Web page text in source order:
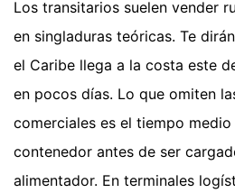
Los transitarios suelen vender
en singladuras teóricas. Te
el Caribe llega a la costa este
en pocos días. Lo que omiten
comerciales es el tiempo
contenedor antes de ser
alimentador. En terminales